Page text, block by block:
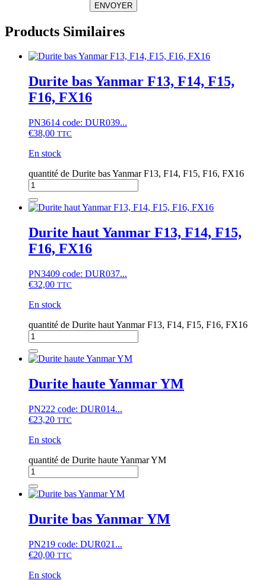
ENVOYER
Products Similaires
Durite bas Yanmar F13, F14, F15,
F16, FX16
PN3614 code: DUR039...
€38,00 TTC
En stock
quantité de Durite bas Yanmar F13, F14, F15, F16, FX16
Durite haut Yanmar F13, F14, F15,
F16, FX16
PN3409 code: DUR037...
€32,00 TTC
En stock
quantité de Durite haut Yanmar F13, F14, F15, F16, FX16
Durite haute Yanmar YM
PN222 code: DUR014...
€23,20 TTC
En stock
quantité de Durite haute Yanmar YM
Durite bas Yanmar YM
PN219 code: DUR021...
€20,00 TTC
En stock